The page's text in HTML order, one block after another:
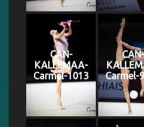
CAN-
KALLEMAA-
Carmel-1013
CAN-
Carmel-